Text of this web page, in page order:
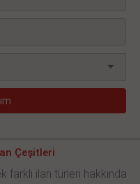
Çeşitleri
farklı ilan türleri hakkında